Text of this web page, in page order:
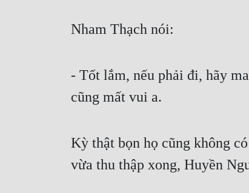
Nham Thạch nói:
- Tốt lắm, nếu phải đi, hãy
cũng mất vui a.
Kỳ thật bọn họ cũng không
vừa thu thập xong, Huyền